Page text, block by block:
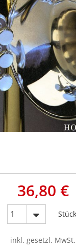
36,80 €
Stück
inkl. gesetzl. MwSt.